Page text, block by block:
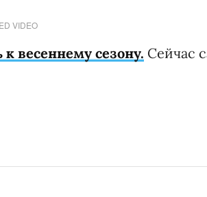
VIDEO
весеннему сезону. Сейчас